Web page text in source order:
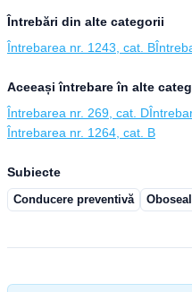
Întrebări din alte categorii
Întrebarea nr. 1243, cat. B
Aceeași întrebare în alte
Întrebarea nr. 269, cat. D
Întrebarea nr. 1264, cat. B
Subiecte
Conducere preventivă